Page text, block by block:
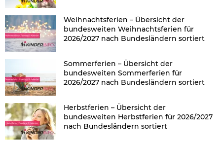
Weihnachtsferien – Übersicht der
bundesweiten Weihnachtsferien für
2026/2027 nach Bundesländern sortiert
Sommerferien – Übersicht der
bundesweiten Sommerferien für
2026/2027 nach Bundesländern sortiert
Herbstferien – Übersicht der
bundesweiten Herbstferien für 2026/2027
nach Bundesländern sortiert